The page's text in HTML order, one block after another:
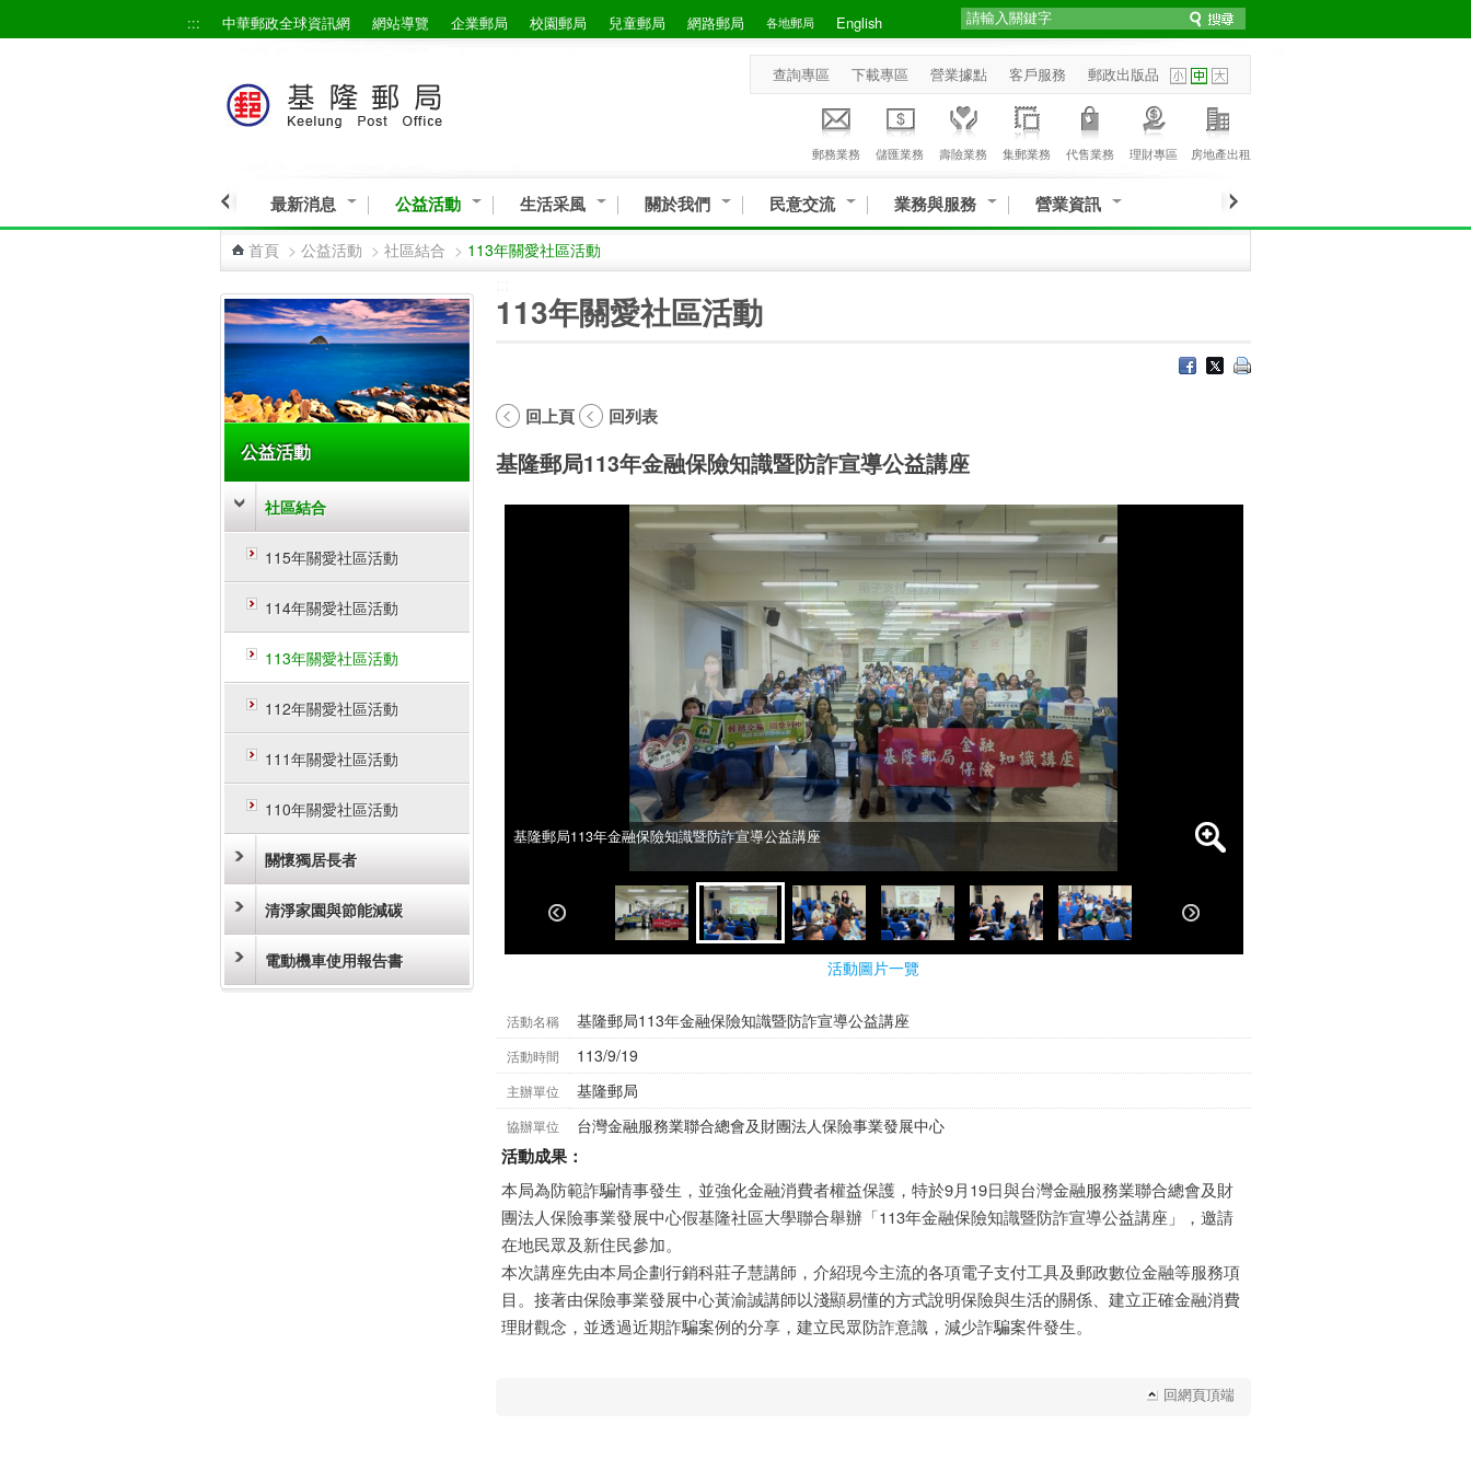
::: 中華郵政全球資訊網 網站導覽 企業郵局 校園郵局 兒童郵局 網路郵局 各地郵局 English
查詢專區 下載專區 營業據點 客戶服務 郵政出版品
郵務業務 儲匯業務 壽險業務 集郵業務 代售業務 理財專區 房地產出租
最新消息 公益活動 生活采風 關於我們 民意交流 業務與服務 營業資訊
首頁 > 公益活動 > 社區結合 > 113年關愛社區活動
公益活動
社區結合
115年關愛社區活動
114年關愛社區活動
113年關愛社區活動
112年關愛社區活動
111年關愛社區活動
110年關愛社區活動
關懷獨居長者
清淨家園與節能減碳
電動機車使用報告書
113年關愛社區活動
回上頁 回列表
基隆郵局113年金融保險知識暨防詐宣導公益講座
基隆郵局113年金融保險知識暨防詐宣導公益講座
基隆郵局113年金融保險知識暨防詐宣導公益講座
活動圖片一覽
活動名稱 基隆郵局113年金融保險知識暨防詐宣導公益講座
活動時間 113/9/19
主辦單位 基隆郵局
協辦單位 台灣金融服務業聯合總會及財團法人保險事業發展中心
活動成果：
本局為防範詐騙情事發生，並強化金融消費者權益保護，特於9月19日與台灣金融服務業聯合總會及財
團法人保險事業發展中心假基隆社區大學聯合舉辦「113年金融保險知識暨防詐宣導公益講座」，邀請
在地民眾及新住民參加。
本次講座先由本局企劃行銷科莊子慧講師，介紹現今主流的各項電子支付工具及郵政數位金融等服務項
目。接著由保險事業發展中心黃渝誠講師以淺顯易懂的方式說明保險與生活的關係、建立正確金融消費
理財觀念，並透過近期詐騙案例的分享，建立民眾防詐意識，減少詐騙案件發生。
回網頁頂端